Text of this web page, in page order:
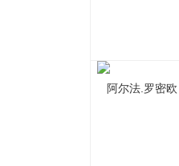
阿尔法.罗密欧